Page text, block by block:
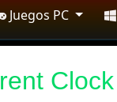
Juegos PC